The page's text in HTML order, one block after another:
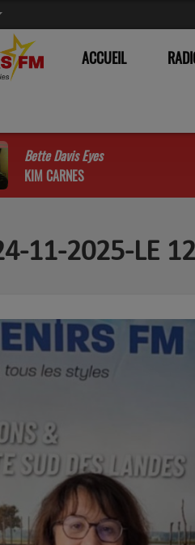
ACCUEIL
Bette Davis Eyes
KIM CARNES
11-2025-LE